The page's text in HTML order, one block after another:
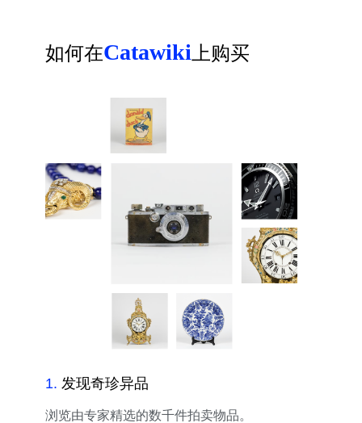
如何在Catawiki上购买
1. 发现奇珍异品
浏览由专家精选的数千件拍卖物品。